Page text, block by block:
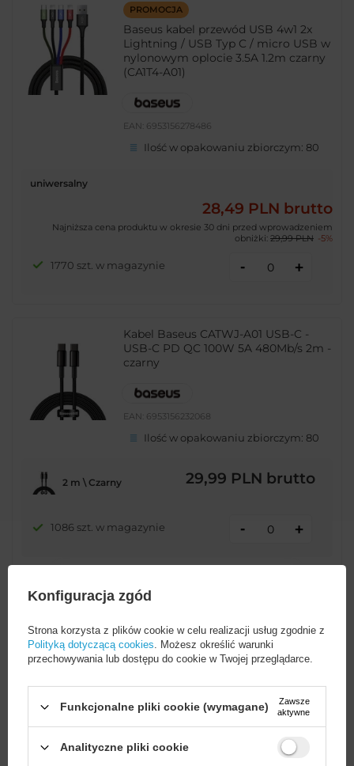
PROMOCJA
Baseus kabel przewód USB 4w1 2x
Lightning / USB Typ C / micro USB w
nylonowym oplocie 3.5A 1.2m czarny
(CA1T4-A01)
EAN: 6953156278486
Ilość w opakowaniu zbiorczym: 80
uniwersalny
28,49 PLN brutto
Najniższa cena produktu w okresie 30 dni przed wprowadzeniem
obniżki: 29,99 PLN -5%
1770 szt. w magazynie - +
Kabel Baseus CATWJ-A01 USB-C -
USB-C PD QC 100W 5A 480Mb/s 2m -
czarny
EAN: 6953156232068
Ilość w opakowaniu zbiorczym: 80
2 m \ Czarny 29,99 PLN brutto
1086 szt. w magazynie - +
Baseus Crystal Shine Series kabel
przewód USB do szybkiego
ładowania i transferu danych USB
EAN:6932172602802
Konfiguracja zgód
Strona korzysta z plików cookie w celu realizacji usług zgodnie z
Polityką dotyczącą cookies . Możesz określić warunki
przechowywania lub dostępu do cookie w Twojej przeglądarce.
Funkcjonalne pliki cookie (wymagane)
Zawsze
aktywne
Analityczne pliki cookie